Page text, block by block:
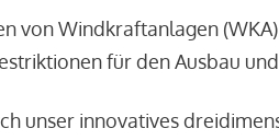
von Windkraftanlagen
für den Ausbau
unser innovatives